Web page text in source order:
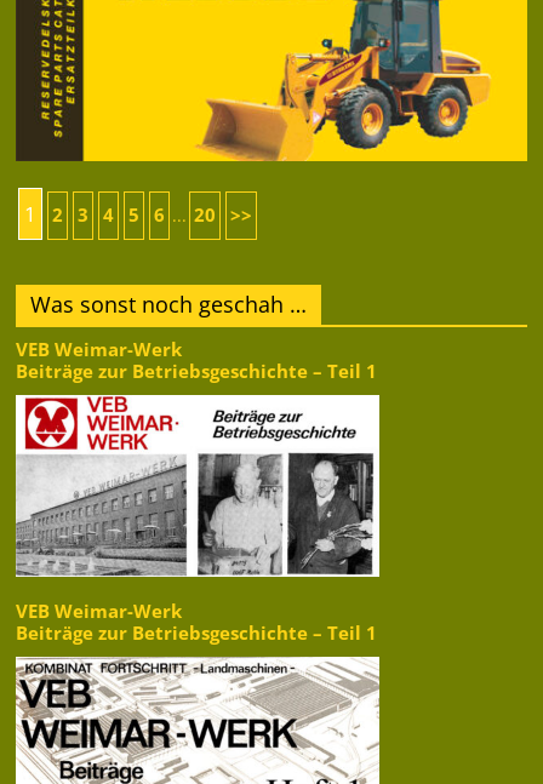
1 2 3 4 5 6 ... 20 >>
Was sonst noch geschah …
VEB Weimar-Werk
Beiträge zur Betriebsgeschichte – Teil 1
VEB Weimar-Werk
Beiträge zur Betriebsgeschichte – Teil 1